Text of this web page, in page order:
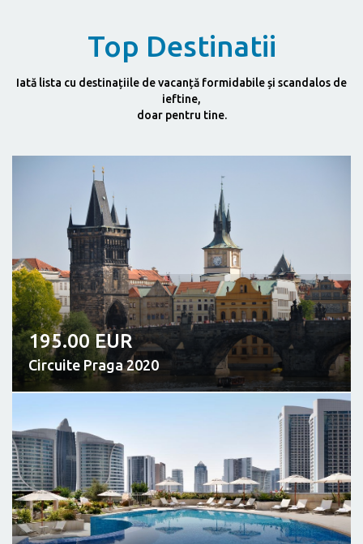
Top Destinatii
Iată lista cu destinațiile de vacanță formidabile și scandalos de
ieftine,
doar pentru tine.
195.00 EUR
Circuite Praga 2020